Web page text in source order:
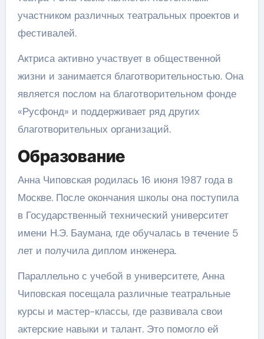
участником различных театральных проектов и
фестивалей.
Актриса активно участвует в общественной
жизни и занимается благотворительностью. Она
является послом на благотворительном фонде
«Русфонд» и поддерживает ряд других
благотворительных организаций.
Образование
Анна Чиповская родилась 16 июня 1987 года в
Москве. После окончания школы она поступила
в Государственный технический университет
имени Н.Э. Баумана, где обучалась в течение 5
лет и получила диплом инженера.
Параллельно с учебой в университете, Анна
Чиповская посещала различные театральные
курсы и мастер-классы, где развивала свои
актерские навыки и талант. Это помогло ей